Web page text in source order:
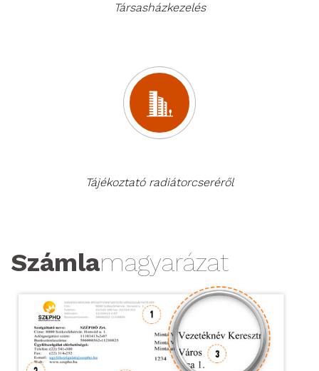
Társasházkezelés
Tájékoztató radiátorcseréről
Számlamagyarázat